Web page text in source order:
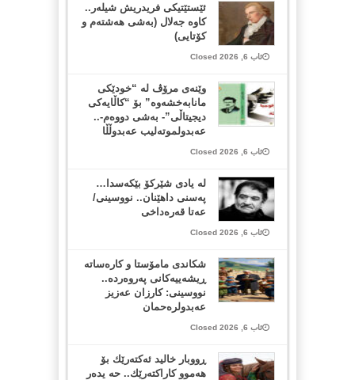
ئێستێتیکی فریدریش شیلەر..
کاوە جەلال (بەشی هەشتەم و
کۆتایی)
ئاب 6, 2026 Closed
وێنەی مرۆڤ لە “خودێکی
مانابەخشەوە” بۆ “کاڵایەکی
دیجیتاڵی”- بەشی دووەم-..
عەبدولموتەلیب عەبدوڵڵا
ئاب 6, 2026 Closed
لە یادی شێرکۆ بێکەسدا…
پەسنی داهێنان.. نووسینی/
عەتا قەرەداخی
ئاب 6, 2026 Closed
شکاندی مامۆستا و کارەساتە
ڕیشەییەکانی پەروەردە..
نووسینی: کارزان عەزیز
عەبدولرەحمان
ئاب 6, 2026 Closed
ڕووبار خالید ئەكتەرێك بۆ
هەموو كاراكتەرێك.. حه یدەر